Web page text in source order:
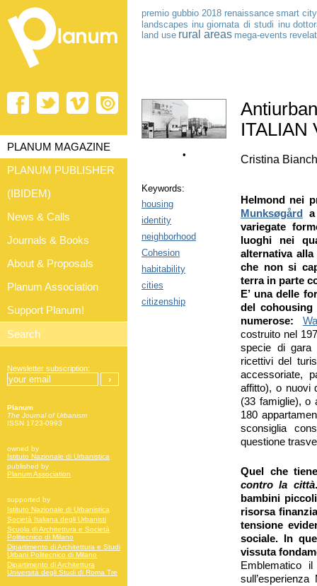
premio gubbio 2018 renaissance smart city
landscapes inu giornata di studi inu
land use rural areas mega-events
•
Keywords:
housing
identity
neighborhood
Cohesion
habitability
cities
citizenship
ITALIAN
Cristina
Helmond nei
Munksøgård
a
variegate
luoghi nei
alternativa
che non si
terra in parte
E’ una delle
del
numerose:
costruito nel
specie di gara
ricettivi del
accessoriate,
affitto), o nuovi
(33 famiglie), o
180
sconsiglia
questione
Quel che
contro la città
bambini
risorsa
tensione
sociale. In
vissuta
Emblematico
sull’esperienza
PLANUM MAGAZINE
PLANUM PUBLISHER
(IBIDEM)
News & Calls
Journals & Books
About & Proposals
Planum Association
Support Planum!
Newsletter subscription:
Planum
The Journal of Urbanism
ISSN 1723-0993
owned by
Istituto Nazionale di Urbanistica
published by
Planum Association
supported by
Istituto Nazionale di Urbanistica
Società Italiana degli Urbanisti
Scuola di Architettura e Società
Politecnico di Milano
Dipartimento di Architettura e Studi
Urbani Politecnico di Milano
Dipartimento di Architettura
Università degli Studi di Roma Tre